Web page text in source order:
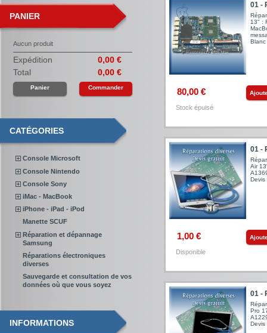
PANIER
Aucun produit
Expédition
0,00 €
Total
0,00 €
Panier Commander
CATÉGORIES
Console Microsoft
Console Nintendo
Console Sony
iMac - MacBook
iPhone - iPad - iPod
Manette SCUF
Réparation et dépannage
Samsung
Réparations électroniques
diverses
Sauvegarde et consultation de vos
données où que vous soyez
INFORMATIONS
01 -
13" :
Blanc
80,00 €
Stock épuisé
01 -
Air
Devis
1,00 €
Disponible
01 -
Pro
Devis